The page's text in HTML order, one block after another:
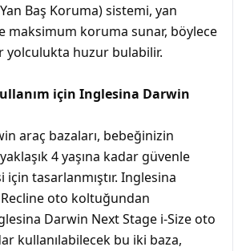
Baş Koruma) sistemi, yan
maksimum koruma sunar, böylece
yolculukta huzur bulabilir.
için Inglesina Darwin
araç bazaları, bebeğinizin
4 yaşına kadar güvenle
için tasarlanmıştır. Inglesina
oto koltuğundan
Darwin Next Stage i-Size oto
kullanılabilecek bu iki baza,